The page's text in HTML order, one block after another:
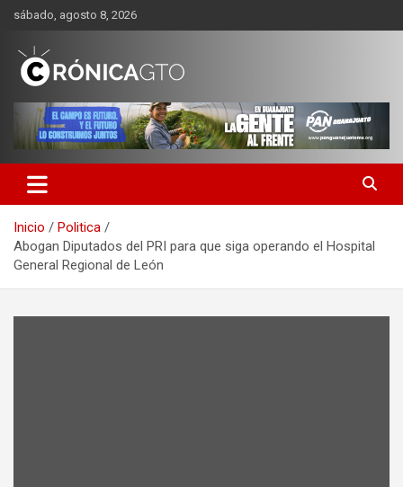
Saltar
contenido
sábado, agosto 8, 2026
CRONICA GUANAJUATO
Inicio
Politica
Abogan Diputados del PRI para que siga operando el Hospital
General Regional de León